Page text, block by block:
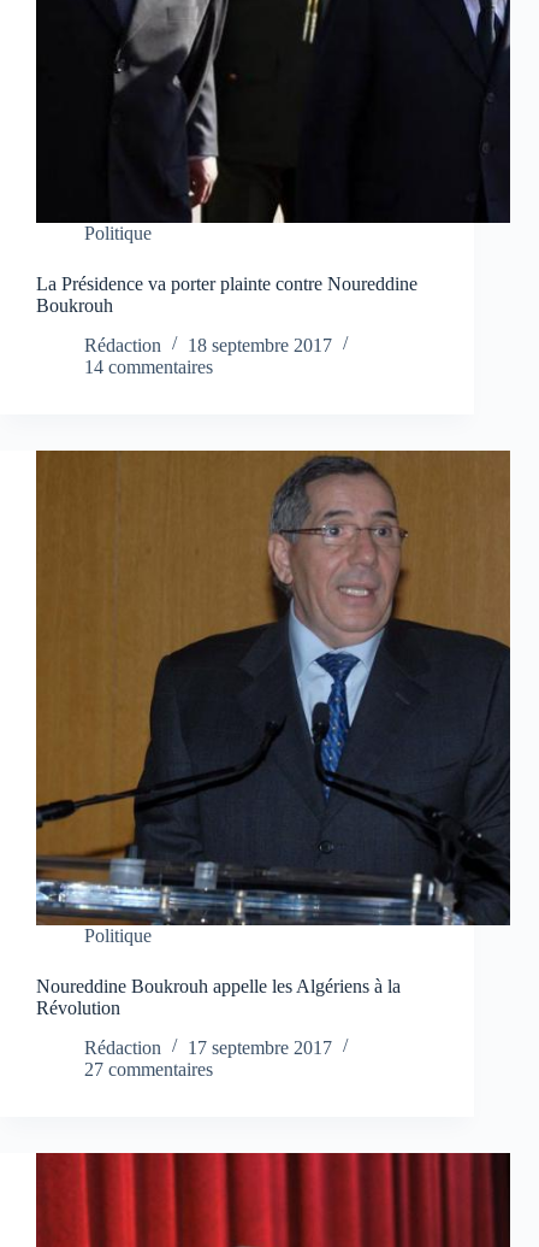
Politique
La Présidence va porter plainte contre Noureddine
Boukrouh
Rédaction
18 septembre 2017
14 commentaires
Politique
Noureddine Boukrouh appelle les Algériens à la
Révolution
Rédaction
17 septembre 2017
27 commentaires